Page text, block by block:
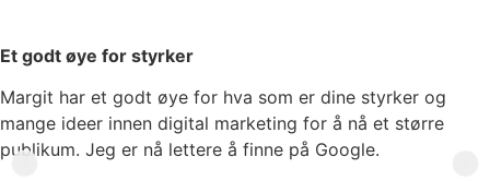
Et godt øye for styrker
Margit har et godt øye for hva som er dine styrker og
mange ideer innen digital marketing for å nå et større
publikum. Jeg er nå lettere å finne på Google.